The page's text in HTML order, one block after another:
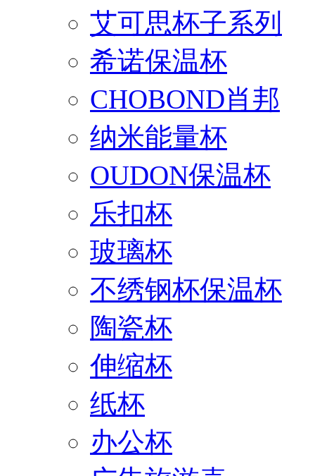
艾可思杯子系列
希诺保温杯
CHOBOND肖邦
纳米能量杯
OUDON保温杯
乐扣杯
玻璃杯
不绣钢杯保温杯
陶瓷杯
伸缩杯
纸杯
办公杯